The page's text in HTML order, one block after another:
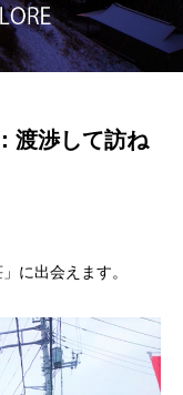
渡渉して訪ね
に出会えます。